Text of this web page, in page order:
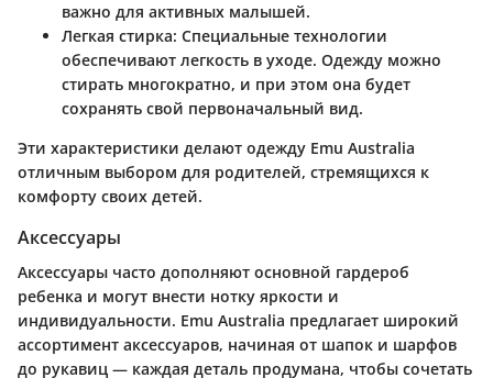
важно для активных малышей.
Легкая стирка: Специальные технологии
обеспечивают легкость в уходе. Одежду можно
стирать многократно, и при этом она будет
сохранять свой первоначальный вид.
Эти характеристики делают одежду Emu Australia
отличным выбором для родителей, стремящихся к
комфорту своих детей.
Аксессуары
Аксессуары часто дополняют основной гардероб
ребенка и могут внести нотку яркости и
индивидуальности. Emu Australia предлагает широкий
ассортимент аксессуаров, начиная от шапок и шарфов
до рукавиц — каждая деталь продумана, чтобы сочетать